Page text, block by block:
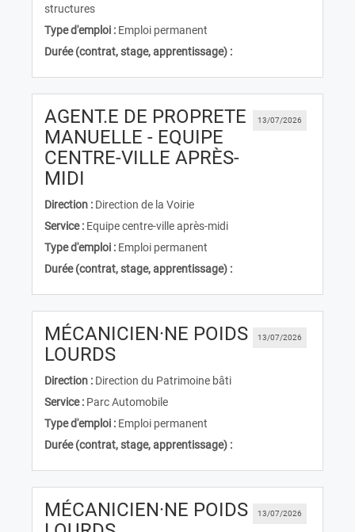
structures
Type d'emploi : Emploi permanent
Durée (contrat, stage, apprentissage) :
13/07/2026
AGENT.E DE PROPRETE
MANUELLE - EQUIPE
CENTRE-VILLE APRÈS-
MIDI
Direction : Direction de la Voirie
Service : Equipe centre-ville après-midi
Type d'emploi : Emploi permanent
Durée (contrat, stage, apprentissage) :
13/07/2026
MÉCANICIEN·NE POIDS
LOURDS(Nouvelle fenêtre)
Direction : Direction du Patrimoine bâti
Service : Parc Automobile
Type d'emploi : Emploi permanent
Durée (contrat, stage, apprentissage) :
13/07/2026
MÉCANICIEN·NE POIDS